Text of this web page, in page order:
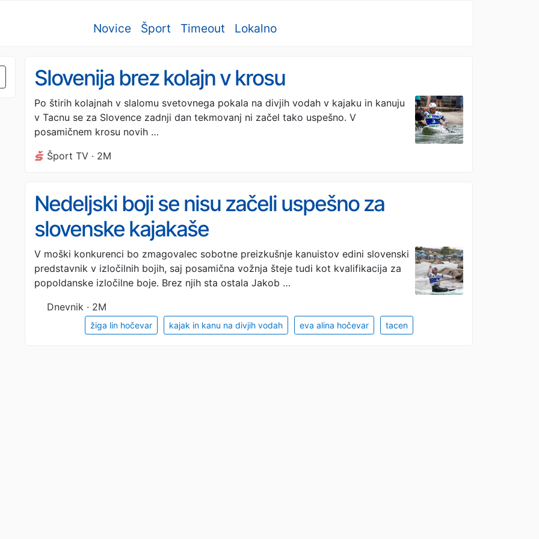
Novice Šport Timeout Lokalno
Slovenija brez kolajn v krosu
Po štirih kolajnah v slalomu svetovnega pokala na divjih vodah v kajaku in kanuju
v Tacnu se za Slovence zadnji dan tekmovanj ni začel tako uspešno. V
posamičnem krosu novih …
Šport TV · 2M
Nedeljski boji se nisu začeli uspešno za
slovenske kajakaše
V moški konkurenci bo zmagovalec sobotne preizkušnje kanuistov edini slovenski
predstavnik v izločilnih bojih, saj posamična vožnja šteje tudi kot kvalifikacija za
popoldanske izločilne boje. Brez njih sta ostala Jakob …
Dnevnik · 2M
žiga lin hočevar kajak in kanu na divjih vodah eva alina hočevar tacen